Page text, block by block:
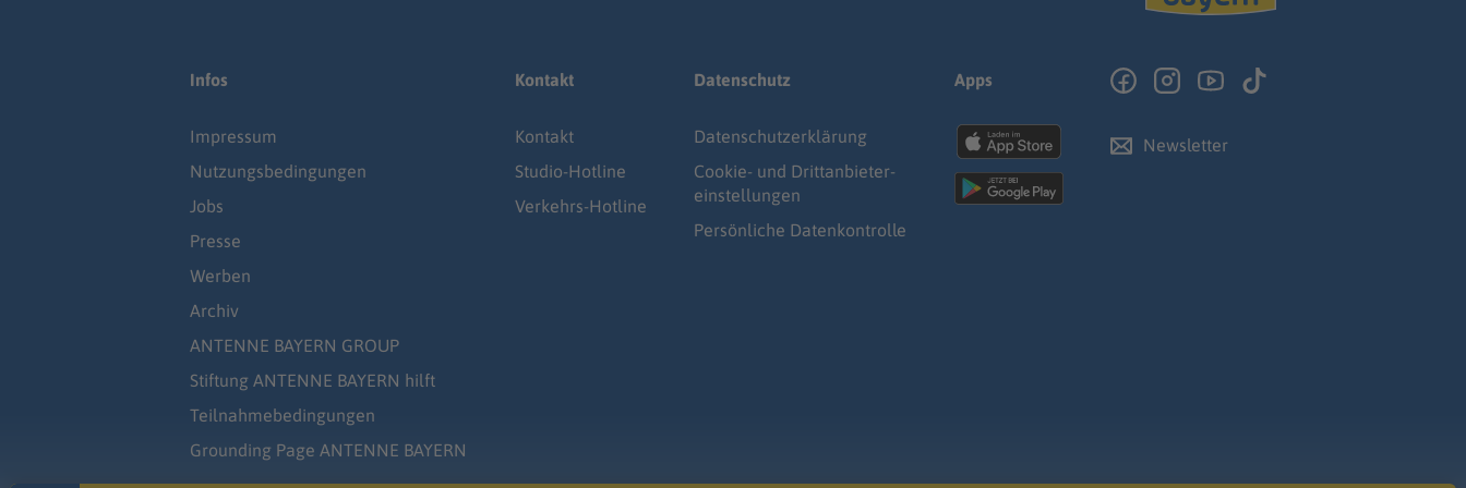
Infos
Impressum
Nutzungsbedingungen
Jobs
Presse
Werben
Archiv
ANTENNE BAYERN GROUP
Stiftung ANTENNE BAYERN hilft
Teilnahmebedingungen
Grounding Page ANTENNE BAYERN
Kontakt
Kontakt
Studio-Hotline
Verkehrs-Hotline
Datenschutz
Datenschutz­erklärung
Cookie- und Drittanbieter-
einstellungen
Persönliche Datenkontrolle
Apps
Newsletter